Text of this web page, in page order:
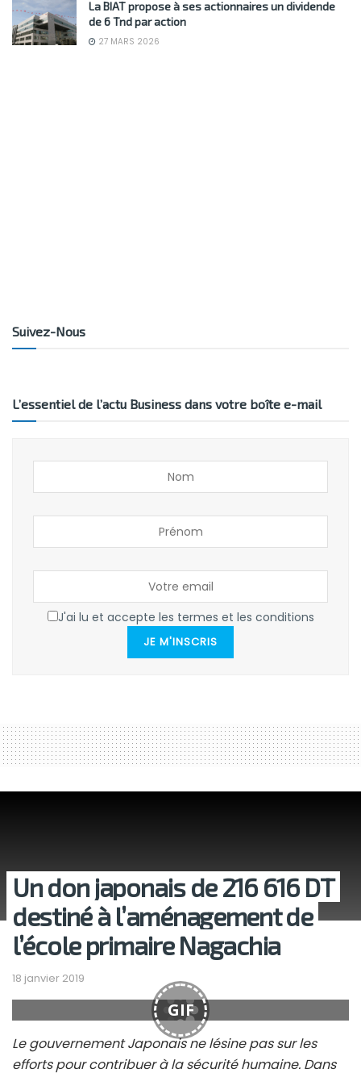
La BIAT propose à ses actionnaires un dividende
de 6 Tnd par action
27 MARS 2026
Suivez-Nous
L’essentiel de l’actu Business dans votre boîte e-mail
J'ai lu et accepte les termes et les conditions
JE M'INSCRIS
Un don japonais de 216 616 DT
destiné à l’aménagement de
l’école primaire Nagachia
18 janvier 2019
GIF
Le gouvernement Japonais ne lésine pas sur les
efforts pour contribuer à la sécurité humaine. Dans